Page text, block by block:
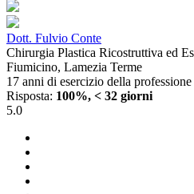
Dott. Fulvio Conte
Chirurgia Plastica Ricostruttiva ed
Fiumicino, Lamezia Terme
17 anni di esercizio della professione
Risposta: 100%, < 32 giorni
5.0